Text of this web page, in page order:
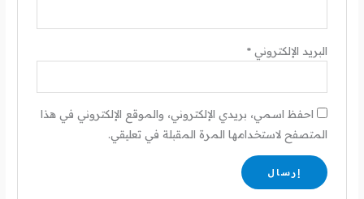
البريد الإلكتروني *
احفظ اسمي، بريدي الإلكتروني، والموقع الإلكتروني في هذا
المتصفح لاستخدامها المرة المقبلة في تعليقي.